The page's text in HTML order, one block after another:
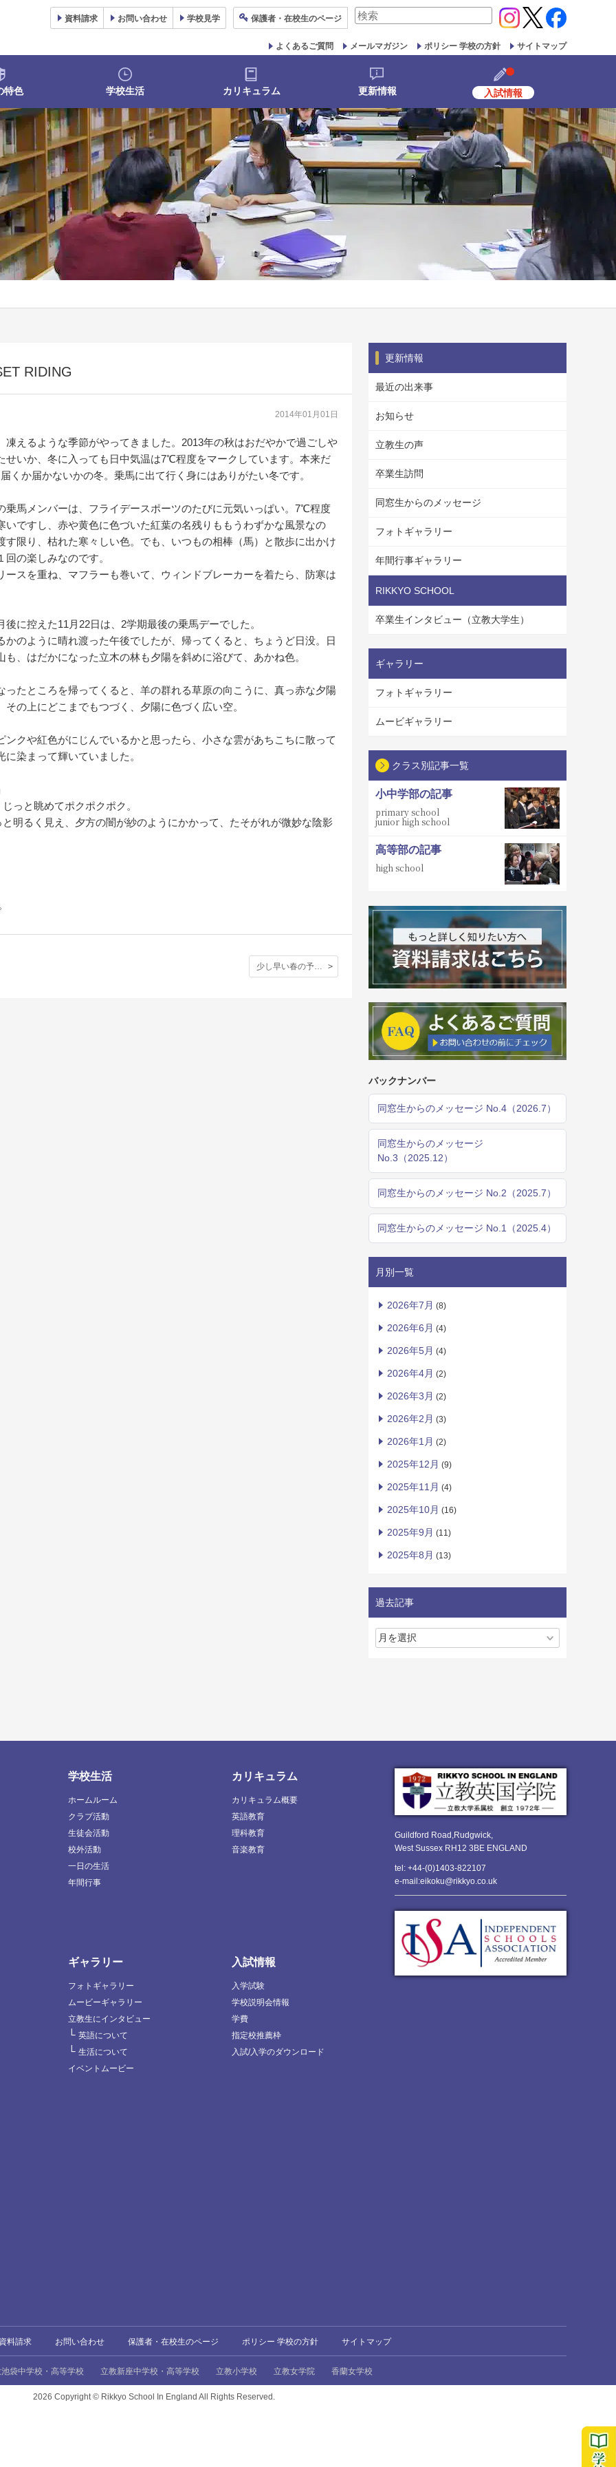
資料請求 お問い合わせ 学校見学 保護者 ・在校生のページ
検
対
象:
よくあるご質問 メールマガジン ポリシー 学校の方針 サイトマップ
特色 学校生活 カリキュラム 更新情報 入試情報
RIDING
2014年01月01日
凍えるような季節がやってきました。2013年の秋はおだやかで過ごしや
せいか、冬に入っても日中気温は7℃程度をマークしています。本来だ
くか届かないかの冬。乗馬に出て行く身にはありがたい冬です。
乗馬メンバーは、フライデースポーツのたびに元気いっぱい。7℃程度
いですし、赤や黄色に色づいた紅葉の名残りももうわずかな風景なの
す限り、枯れた寒々しい色。でも、いつもの相棒（馬）と散歩に出かけ
回の楽しみなのです。
ースを重ね、マフラーも巻いて、ウィンドブレーカーを着たら、防寒は
後に控えた11月22日は、2学期最後の乗馬デーでした。
かのように晴れ渡った午後でしたが、帰ってくると、ちょうど日没。日
も、はだかになった立木の林も夕陽を斜めに浴びて、あかね色。
ったところを帰ってくると、羊の群れる草原の向こうに、真っ赤な夕陽
その上にどこまでもつづく、夕陽に色づく広い空。
ンクや紅色がにじんでいるかと思ったら、小さな雲があちこちに散って
に染まって輝いていました。
っと眺めてポクポクポク。
明るく見え、夕方の闇が紗のようにかかって、たそがれが微妙な陰影
少し早い春の予感：立教英国学院第３学期始業
更新情報
最近の出来事
お知らせ
立教生の声
卒業生訪問
同窓生からのメッセージ
フォトギャラリー
年間行事ギャラリー
RIKKYO SCHOOL
卒業生インタビュー（立教大学生）
ギャラリー
フォトギャラリー
ムービギャラリー
クラス別記事一覧
小中学部の記事
primary school
junior high school
高等部の記事
high school
バックナンバー
同窓生からのメッセージ No.4（2026.7）
同窓生からのメッセージ
No.3（2025.12）
同窓生からのメッセージ No.2（2025.7）
同窓生からのメッセージ No.1（2025.4）
月別一覧
2026年7月 (8)
2026年6月 (4)
2026年5月 (4)
2026年4月 (2)
2026年3月 (2)
2026年2月 (3)
2026年1月 (2)
2025年12月 (9)
2025年11月 (4)
2025年10月 (16)
2025年9月 (11)
2025年8月 (13)
過去記事
Guildford Road,Rudgwick,
West Sussex RH12 3BE ENGLAND
tel: +44-(0)1403-822107
e-mail:eikoku@rikkyo.co.uk
学校生活
ホームルーム
クラブ活動
生徒会活動
校外活動
一日の生活
年間行事
カリキュラム
カリキュラム概要
英語教育
理科教育
音楽教育
ギャラリー
フォトギャラリー
ムービーギャラリー
立教生にインタビュー
└ 英語について
└ 生活について
イベントムービー
入試情報
入学試験
学校説明会情報
学費
指定校推薦枠
入試/入学のダウンロード
資料請求 お問い合わせ 保護者・在校生のページ ポリシー 学校の方針 サイトマップ
池袋中学校・高等学校 立教新座中学校・高等学校 立教小学校 立教女学院 香蘭女学校
2026 Copyright © Rikkyo School In England All Rights Reserved.